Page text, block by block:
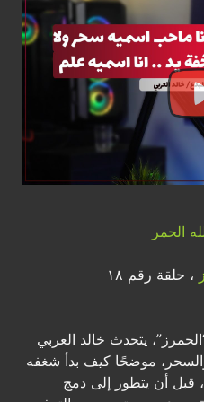
الحمر
، حلقة رقم ١٨
يتحدث خالد العربي
موضحًا كيف بدأ شغفه
بهذا الفن كهواية في عام 2011، قبل أن يتطور إلى دمج